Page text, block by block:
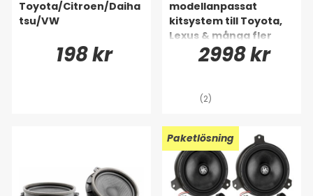
Toyota/Citroen/Daiha
tsu/VW
198 kr
högtalarna.
GällerToyota Rav4.
modellanpassat
kitsystem till Toyota,
Lexus & många fler
2998 kr
(2)
Paketlösning